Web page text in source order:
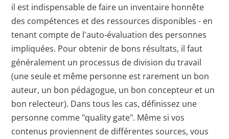
il est indispensable de faire un inventaire honnête
des compétences et des ressources disponibles - en
tenant compte de l'auto-évaluation des personnes
impliquées. Pour obtenir de bons résultats, il faut
généralement un processus de division du travail
(une seule et même personne est rarement un bon
auteur, un bon pédagogue, un bon concepteur et un
bon relecteur). Dans tous les cas, définissez une
personne comme "quality gate". Même si vos
contenus proviennent de différentes sources, vous